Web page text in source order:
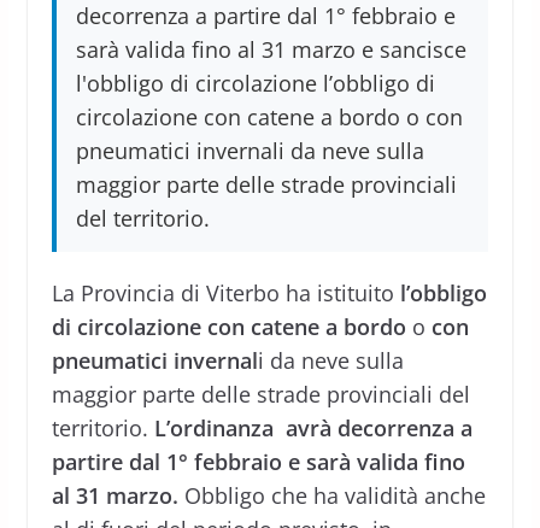
decorrenza a partire dal 1° febbraio e
sarà valida fino al 31 marzo e sancisce
l'obbligo di circolazione l’obbligo di
circolazione con catene a bordo o con
pneumatici invernali da neve sulla
maggior parte delle strade provinciali
del territorio.
La Provincia di Viterbo ha istituito l’obbligo
di circolazione con catene a bordo o con
pneumatici invernali da neve sulla
maggior parte delle strade provinciali del
territorio. L’ordinanza avrà decorrenza a
partire dal 1° febbraio e sarà valida fino
al 31 marzo. Obbligo che ha validità anche